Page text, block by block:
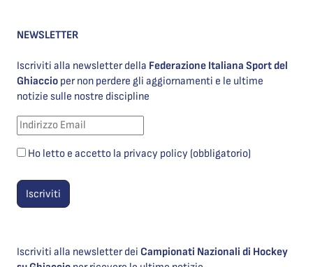
NEWSLETTER
Iscriviti alla newsletter della Federazione Italiana Sport del
Ghiaccio per non perdere gli aggiornamenti e le ultime
notizie sulle nostre discipline
Ho letto e accetto la privacy policy (obbligatorio)
Iscriviti alla newsletter dei Campionati Nazionali di Hockey